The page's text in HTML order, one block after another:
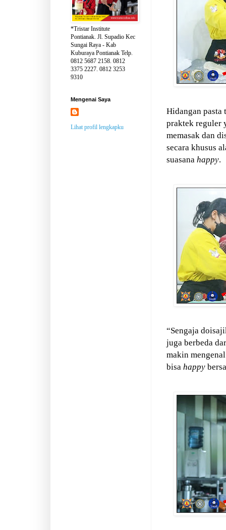
Hidangan
praktek reguler
memasak dan
secara khusus
suasana happy.
“Sengaja
juga berbeda
makin
bisa happy
*Tristar Institute
Pontianak. Jl. Supadio Kec
Sungai Raya - Kab
Kuburaya Pontianak Telp.
0812 5687 2158. 0812
3375 2227. 0812 3253
9310
Mengenai Saya
Lihat profil lengkapku